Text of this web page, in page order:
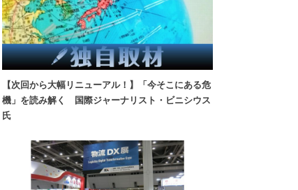
【次回から大幅リニューアル！】「今そこにある危
機」を読み解く 国際ジャーナリスト・ビニシウス
氏